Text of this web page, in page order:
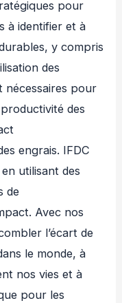
pour
à identifier et à
y compris
des
nécessaires pour
des
engrais. IFDC
utilisant des
de
Avec nos
l’écart de
le monde, à
nos vies et à
pour les